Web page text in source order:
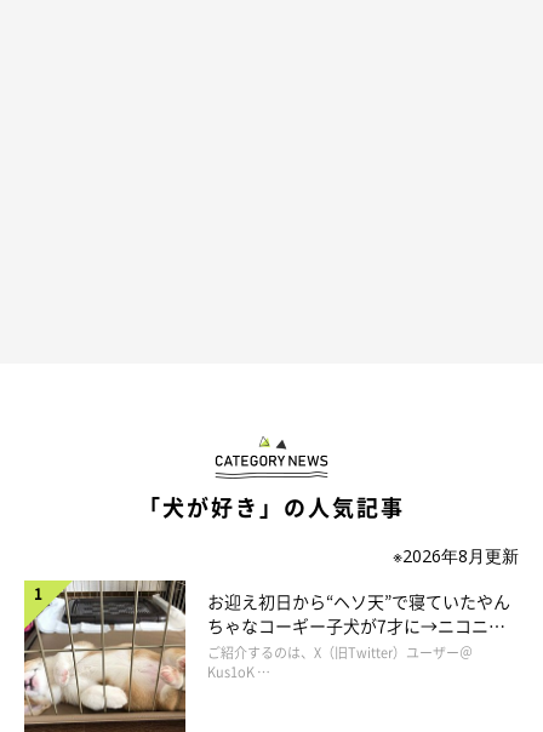
「犬が好き」の人気記事
※2026年8月更新
お迎え初日から“ヘソ天”で寝ていたやん
ちゃなコーギー子犬が7才に→ニコニ
コ“コーギースマイル”が魅力のコに成
長！
ご紹介するのは、X（旧Twitter）ユーザー＠
Kus1oK …